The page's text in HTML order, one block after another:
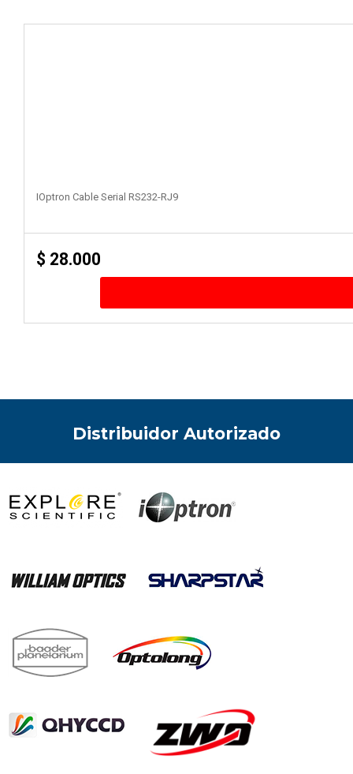
IOptron Cable Serial RS232-RJ9
$ 28.000
Distribuidor Autorizado